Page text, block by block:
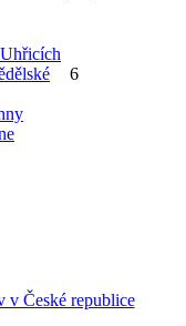
6
v České republice